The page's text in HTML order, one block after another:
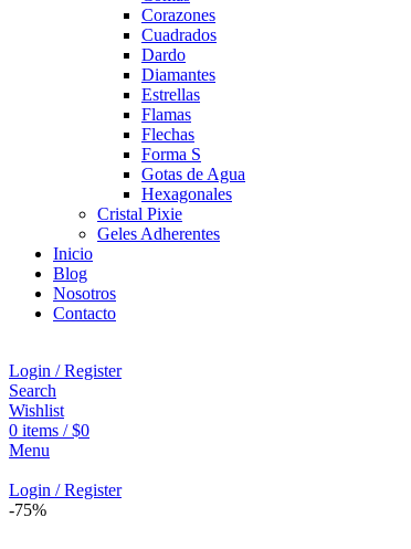
Corazones
Cuadrados
Dardo
Diamantes
Estrellas
Flamas
Flechas
Forma S
Gotas de Agua
Hexagonales
Cristal Pixie
Geles Adherentes
Inicio
Blog
Nosotros
Contacto
Login / Register
Search
Wishlist
0 items / $0
Menu
Login / Register
-75%